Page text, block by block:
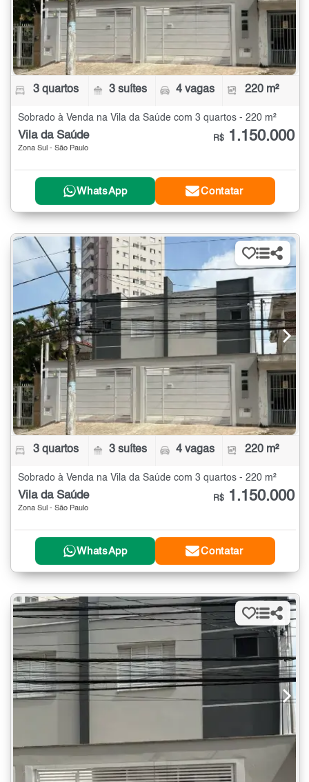
3 quartos 3 suítes 4 vagas 220 m²
Sobrado à Venda na Vila da Saúde com 3 quartos - 220 m²
Vila da Saúde
Zona Sul - São Paulo
R$ 1.150.000
WhatsApp Contatar
3 quartos 3 suítes 4 vagas 220 m²
Sobrado à Venda na Vila da Saúde com 3 quartos - 220 m²
Vila da Saúde
Zona Sul - São Paulo
R$ 1.150.000
WhatsApp Contatar